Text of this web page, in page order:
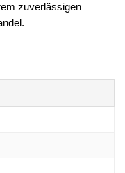
zuverlässigen